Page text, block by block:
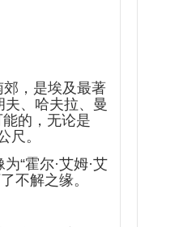
，是埃及最著
、哈夫拉、曼
的，无论是
尺。
“霍尔·艾姆·艾
不解之缘。